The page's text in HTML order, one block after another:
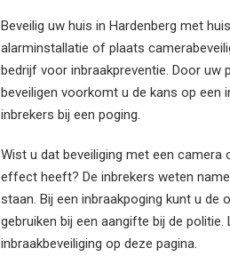
Beveilig uw huis in Hardenberg met
alarminstallatie of plaats
bedrijf voor inbraakpreventie. Door uw
beveiligen voorkomt u de kans op een
inbrekers bij een poging.
Wist u dat beveiliging met een camera
effect heeft? De inbrekers weten
staan. Bij een inbraakpoging kunt u de
gebruiken bij een aangifte bij de politie.
inbraakbeveiliging op deze pagina.